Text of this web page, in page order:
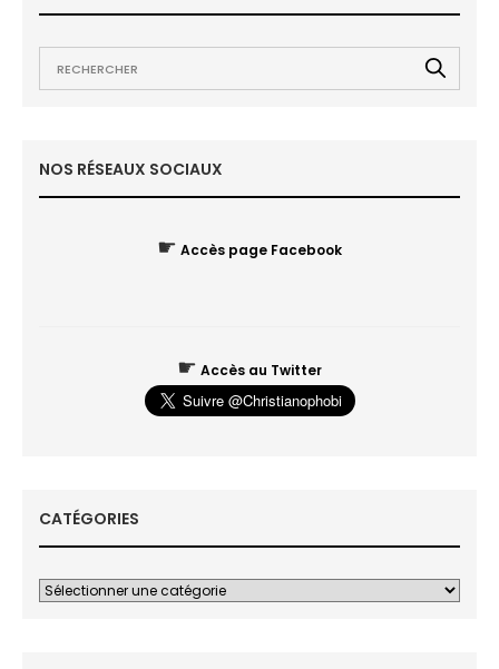
NOS RÉSEAUX SOCIAUX
☛ Accès page Facebook
☛ Accès au Twitter
CATÉGORIES